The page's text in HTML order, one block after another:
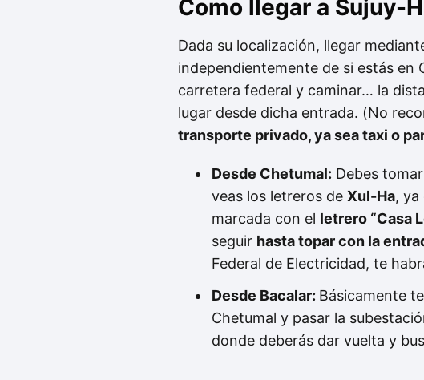
Como llegar a Sujuy-
Dada su localización, llegar
independientemente de si estás en
carretera federal y caminar… la
lugar desde dicha entrada. (No
transporte privado, ya sea taxi o
Desde Chetumal: Debes
veas los letreros de Xul-Ha, ya
marcada con el letrero “Casa
seguir hasta topar con la
Federal de Electricidad, te
Desde Bacalar: Básicamente
Chetumal y pasar la
donde deberás dar vuelta y